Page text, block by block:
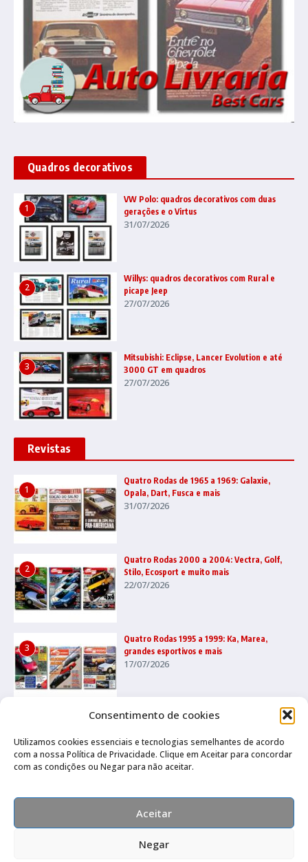
Consentimento de cookies
Utilizamos cookies essenciais e tecnologias semelhantes de acordo
com a nossa Política de Privacidade. Clique em Aceitar para concordar
com as condições ou Negar para não aceitar.
Aceitar
Negar
Quadros decorativos
1
VW Polo: quadros decorativos com duas
gerações e o Virtus
31/07/2026
2
Willys: quadros decorativos com Rural e
picape Jeep
27/07/2026
3
Mitsubishi: Eclipse, Lancer Evolution e até
3000 GT em quadros
27/07/2026
Revistas
1
Quatro Rodas de 1965 a 1969: Galaxie,
Opala, Dart, Fusca e mais
31/07/2026
2
Quatro Rodas 2000 a 2004: Vectra, Golf,
Stilo, Ecosport e muito mais
22/07/2026
3
Quatro Rodas 1995 a 1999: Ka, Marea,
grandes esportivos e mais
17/07/2026
Compre pelo Whatsapp